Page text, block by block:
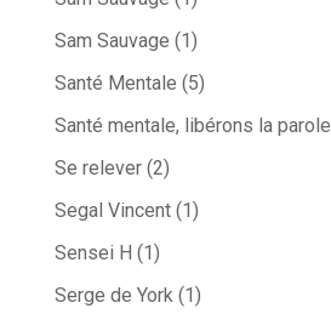
Sam Sauvage (1)
Santé Mentale (5)
Santé mentale, libérons la parole
Se relever(2)
Segal Vincent(1)
Sensei H (1)
Serge de York(1)